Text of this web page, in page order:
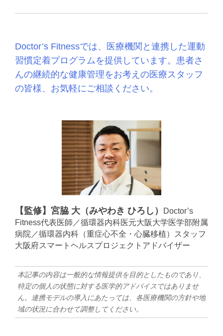
Doctor’s Fitnessでは、医療機関と連携した運動
習慣定着プログラムを提供しています。 患者さ
んの継続的な健康管理をお考えの医療スタッフ
の皆様、お気軽にご相談ください。
【監修】宮脇 大（みやわき ひろし）
Doctor’s
Fitness代表医師／循環器内科医元大阪大学医学部附属
病院／循環器内科（重症心不全・心臓移植）スタッフ
大阪府スマートヘルスプロジェクトアドバイザー
本記事の内容は一般的な情報提供を目的としたものであり、
特定の個人の状態に対する医学的アドバイスではありませ
ん。連携モデルの導入にあたっては、各医療機関の方針や地
域の状況に合わせて調整してください。